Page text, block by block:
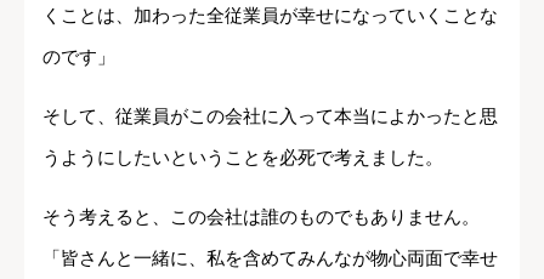
くことは、加わった全従業員が幸せになっていくことな
のです」
そして、従業員がこの会社に入って本当によかったと思
うようにしたいということを必死で考えました。
そう考えると、この会社は誰のものでもありません。
「皆さんと一緒に、私を含めてみんなが物心両面で幸せ